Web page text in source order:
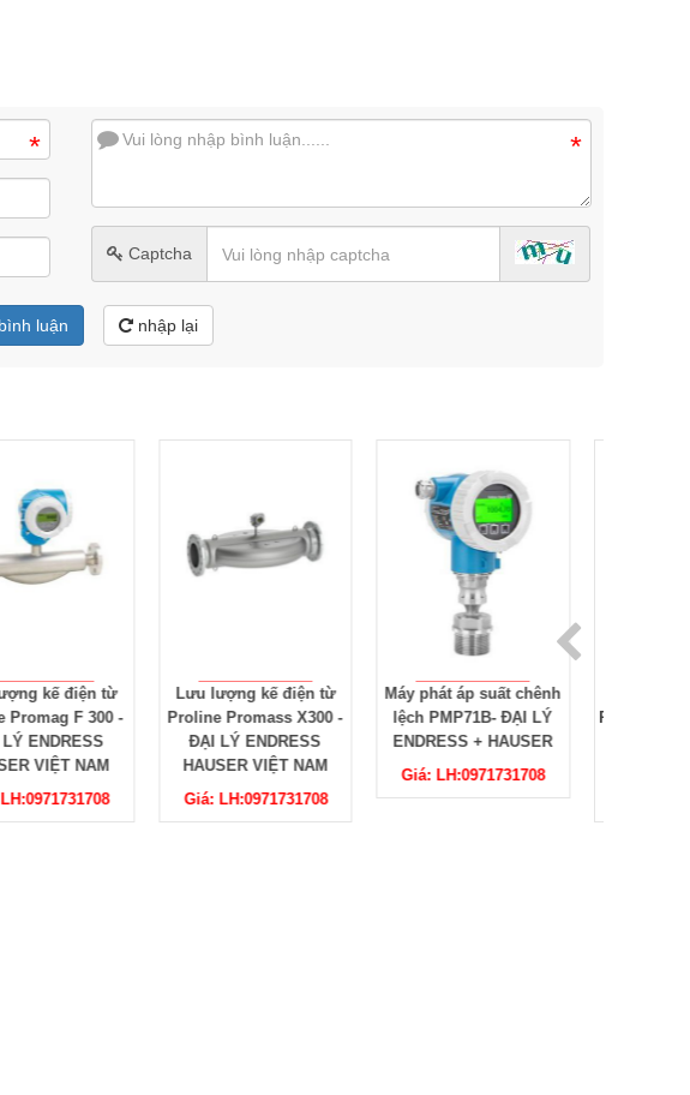
* *
Captcha
luận nhập lại
lượng kế điện từ
Promass X300 -
ĐẠI LÝ ENDRESS
VIỆT NAM
Giá: LH:0971731708
Máy phát áp suất chênh
lệch PMP71B- ĐẠI LÝ
ENDRESS + HAUSER
Giá: LH:0971731708
Lưu lượng kế điện từ
Proline Prosonic Flow G
300 - ĐẠI LÝ ENDRESS
HAUSER VIỆT NAM
Giá: Liên hệ